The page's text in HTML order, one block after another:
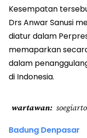
Kesempatan
Drs Anwar Sanusi
diatur dalam
memaparkan
dalam
di Indonesia.
wartawan soegiarto
Badung Denpasar